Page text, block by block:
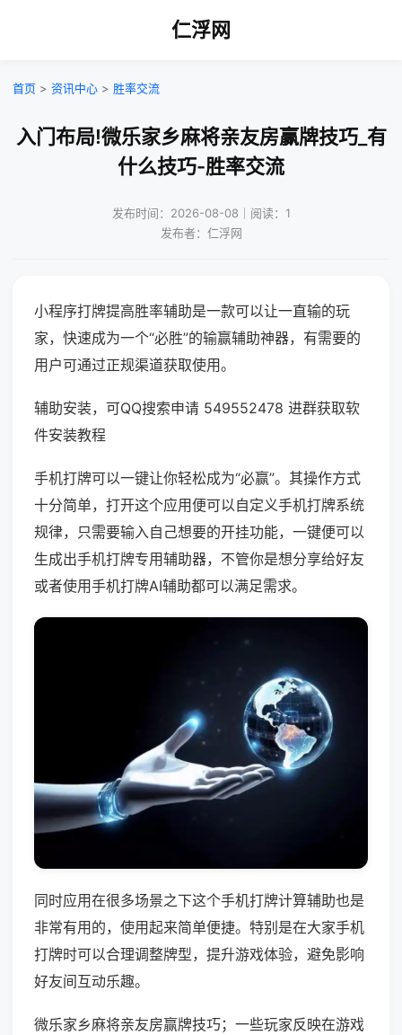
仁浮网
首页 > 资讯中心 > 胜率交流
入门布局!微乐家乡麻将亲友房赢牌技巧_有
什么技巧-胜率交流
发布时间：2026-08-08｜阅读：1
发布者：仁浮网
小程序打牌提高胜率辅助是一款可以让一直输的玩
家，快速成为一个“必胜”的输赢辅助神器，有需要的
用户可通过正规渠道获取使用。
辅助安装，可QQ搜索申请 549552478 进群获取软
件安装教程
手机打牌可以一键让你轻松成为“必赢”。其操作方式
十分简单，打开这个应用便可以自定义手机打牌系统
规律，只需要输入自己想要的开挂功能，一键便可以
生成出手机打牌专用辅助器，不管你是想分享给好友
或者使用手机打牌AI辅助都可以满足需求。
同时应用在很多场景之下这个手机打牌计算辅助也是
非常有用的，使用起来简单便捷。特别是在大家手机
打牌时可以合理调整牌型，提升游戏体验，避免影响
好友间互动乐趣。
微乐家乡麻将亲友房赢牌技巧；一些玩家反映在游戏